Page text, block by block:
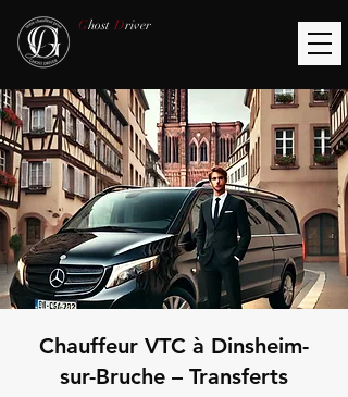
Ghost Driver
Chauffeur VTC à Dinsheim-
sur-Bruche – Transferts